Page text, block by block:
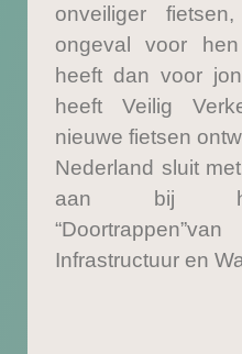
onveiliger
ongeval voor
heeft dan voor
heeft Veilig
nieuwe fietsen
Nederland sluit
aan bij het
Infrastructuur en